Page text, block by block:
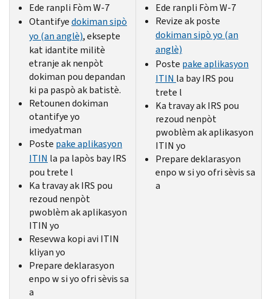
Ede ranpli Fòm W-7
Otantifyedokiman sipò
yo (an anglè), eksepte
kat idantite militè
etranje ak nenpòt
dokiman pou depandan
ki pa paspò ak batistè.
Retounen dokiman
otantifye yo
imedyatman
Poste pake aplikasyon
ITIN la pa lapòs bay IRS
pou trete l
Ka travay ak IRS pou
rezoud nenpòt
pwoblèm ak aplikasyon
ITIN yo
Resevwa kopi avi ITIN
kliyan yo
Prepare deklarasyon
enpo w si yo ofri sèvis sa
a
Ede ranpli Fòm W-7
Revize ak poste
dokiman sipò yo (an
anglè)
Poste pake aplikasyon
ITIN la bay IRS pou
trete l
Ka travay ak IRS pou
rezoud nenpòt
pwoblèm ak aplikasyon
ITIN yo
Prepare deklarasyon
enpo w si yo ofri sèvis sa
a